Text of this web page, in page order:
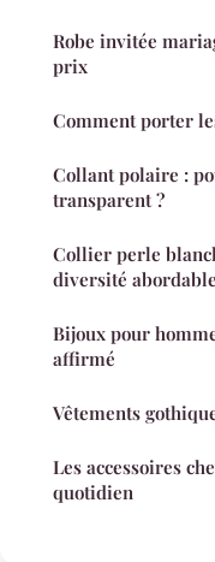
Robe invitée
prix
Comment porter
Collant polaire :
transparent ?
Collier perle
diversité
Bijoux pour
affirmé
Vêtements
Les accessoires
quotidien